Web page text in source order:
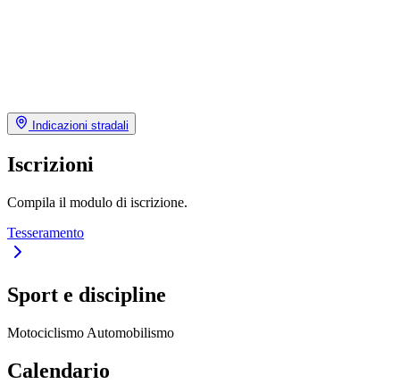
Indicazioni stradali
Iscrizioni
Compila il modulo di iscrizione.
Tesseramento
Sport e discipline
Motociclismo Automobilismo
Calendario